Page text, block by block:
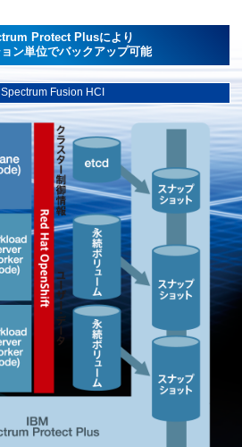
Protect Plusにより
ン単位でバックアップ可能
Spectrum Fusion HCI